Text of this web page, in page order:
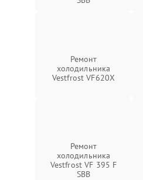
Ремонт
холодильника
Vestfrost VF620X
Ремонт
холодильника
Vestfrost VF 395 F
SBB